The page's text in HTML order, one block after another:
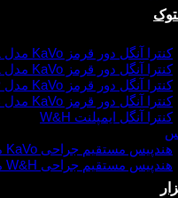
کنترا آنگل دور قرمز KaVo مدل M25L
کنترا آنگل دور قرمز KaVo مدل E25L
کنترا آنگل دور قرمز KaVo مدل 25LP
کنترا آنگل دور قرمز KaVo مدل 25LHC
کنترا آنگل ایمپلنت W&H
هندپیس مستقیم جراحی KaVo مدل S11
هندپیس مستقیم جراحی W&H مدل S11LG